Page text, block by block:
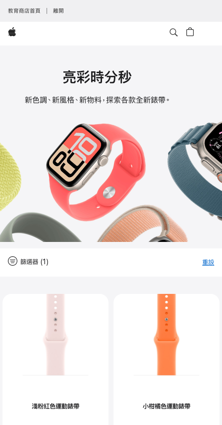
教育商店首頁 離開
Apple
Apple
亮彩時分秒
新色調、新風格、新物料，探索各款全新錶帶。
篩選器 (1) 重設
淺粉紅色運動錶帶 小柑橘色運動錶帶